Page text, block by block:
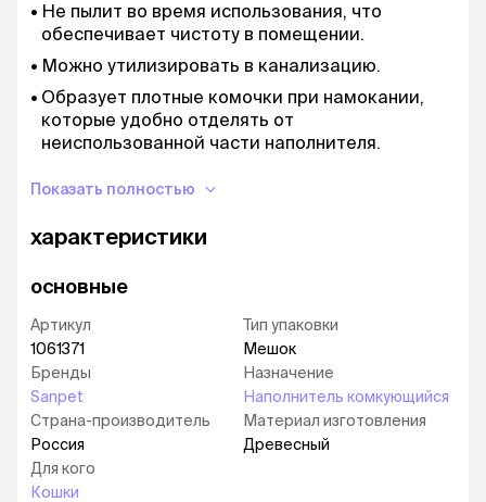
Не пылит во время использования, что
обеспечивает чистоту в помещении.
Можно утилизировать в канализацию.
Образует плотные комочки при намокании,
которые удобно отделять от
неиспользованной части наполнителя.
использования
Без добавления химикатов, что делает его
безопасным даже для самых маленьких.
Способ применения:
Заполните наполнителем чистый лоток
слоем 4 см.
Регулярно удаляйте из лотка
образовавшиеся комочки наполнителя и
твердые отходы при помощи совка.
Утилизируйте комочки наполнителя в
канализацию (не больше размера
Показать полностью
характеристики
основные
Артикул
1061371
Бренды
Sanpet
Страна-производитель
Россия
Для кого
Кошки
Тип упаковки
Мешок
Назначение
Наполнитель комкующийся
Материал изготовления
Древесный